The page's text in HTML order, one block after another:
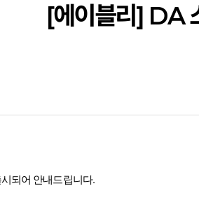
[에이블리] DA
되어 안내드립니다.